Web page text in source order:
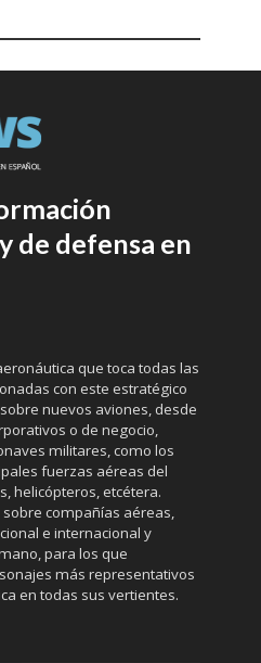
de defensa en
que toca todas las
con este estratégico
nuevos aviones, desde
o de negocio,
militares, como los
fuerzas aéreas del
helicópteros, etcétera.
compañías aéreas,
e internacional y
para los que
más representativos
en todas sus vertientes.